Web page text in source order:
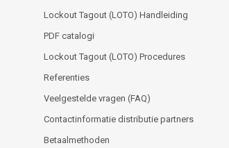
Lockout Tagout (LOTO) Handleiding
PDF catalogi
Lockout Tagout (LOTO) Procedures
Referenties
Veelgestelde vragen (FAQ)
Contactinformatie distributie partners
Betaalmethoden